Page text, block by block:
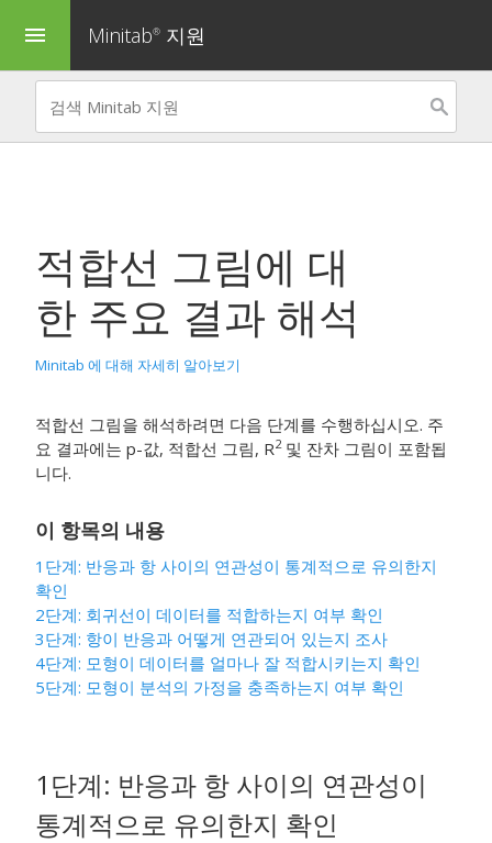
menu Minitab® 지원
적합선 그림에 대
한 주요 결과 해석
Minitab 에 대해 자세히 알아보기
적합선 그림을 해석하려면 다음 단계를 수행하십시오. 주
요 결과에는 p-값, 적합선 그림, R2및 잔차 그림이 포함됩
니다.
이 항목의 내용
1단계: 반응과 항 사이의 연관성이 통계적으로 유의한지
확인
2단계: 회귀선이 데이터를 적합하는지 여부 확인
3단계: 항이 반응과 어떻게 연관되어 있는지 조사
4단계: 모형이 데이터를 얼마나 잘 적합시키는지 확인
5단계: 모형이 분석의 가정을 충족하는지 여부 확인
1단계: 반응과 항 사이의 연관성이
통계적으로 유의한지 확인